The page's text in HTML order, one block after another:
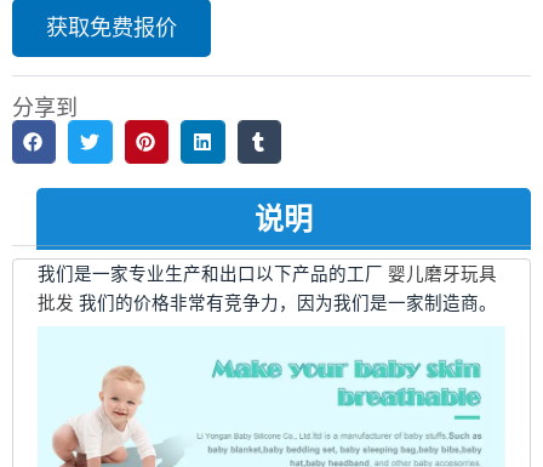
获取免费报价
分享到
说明
我们是一家专业生产和出口以下产品的工厂 婴儿磨牙玩具
批发 我们的价格非常有竞争力，因为我们是一家制造商。